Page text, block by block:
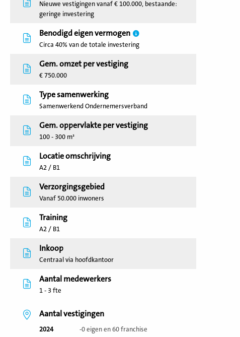
Nieuwe vestigingen vanaf € 100.000, bestaande:
geringe investering
Benodigd eigen vermogen
Circa 40% van de totale investering
Gem. omzet per vestiging
€ 750.000
Type samenwerking
Samenwerkend Ondernemersverband
Gem. oppervlakte per vestiging
100 - 300 m²
Locatie omschrijving
A2 / B1
Verzorgingsgebied
Vanaf 50.000 inwoners
Training
A2 / B1
Inkoop
Centraal via hoofdkantoor
Aantal medewerkers
1 - 3 fte
Aantal vestigingen
2024 -0 eigen en 60 franchise